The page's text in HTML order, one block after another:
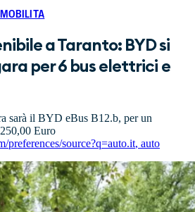
a Taranto: BYD si
per 6 bus elettrici e
sarà il BYD eBus B12.b, per un
Euro
preferences/source?q=auto.it, auto